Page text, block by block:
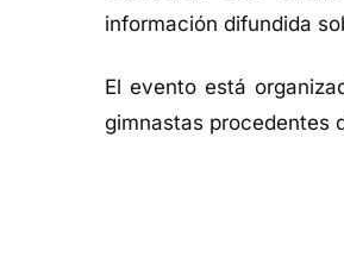
información difundida
El evento está
gimnastas procedentes